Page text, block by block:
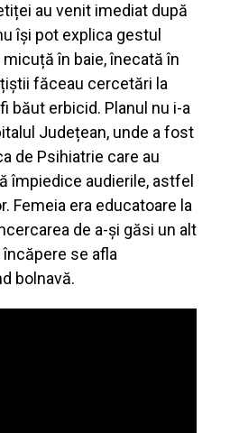
au venit imediat după
își pot explica gestul
în baie, înecată în
făceau cercetări la
băut erbicid. Planul nu i-a
Județean, unde a fost
de Psihiatrie care au
împiedice audierile, astfel
Femeia era educatoare la
de a-și găsi un alt
se afla
bolnavă.